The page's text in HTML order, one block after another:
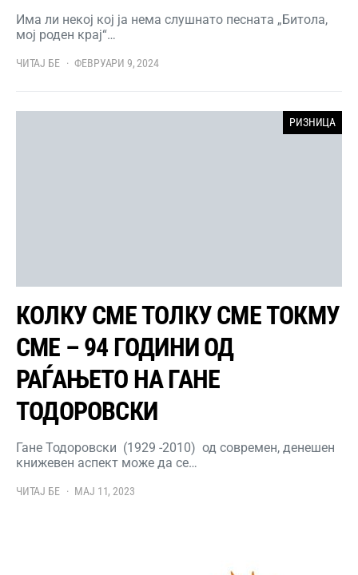
Има ли некој кој ја нема слушнато песната „Битола,
мој роден крај“…
ЧИТАЈ БЕ ФЕВРУАРИ 9, 2024
РИЗНИЦА
КОЛКУ СМЕ ТОЛКУ СМЕ ТОКМУ
СМЕ – 94 ГОДИНИ ОД
РАЃАЊЕТО НА ГАНЕ
ТОДОРОВСКИ
Гане Тодоровски (1929 -2010) од современ, денешен
книжевен аспект може да се…
ЧИТАЈ БЕ МАЈ 11, 2023